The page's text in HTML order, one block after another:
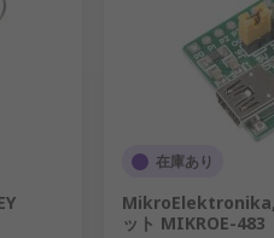
在庫あり
MikroElektronika,
ット MIKROE-483